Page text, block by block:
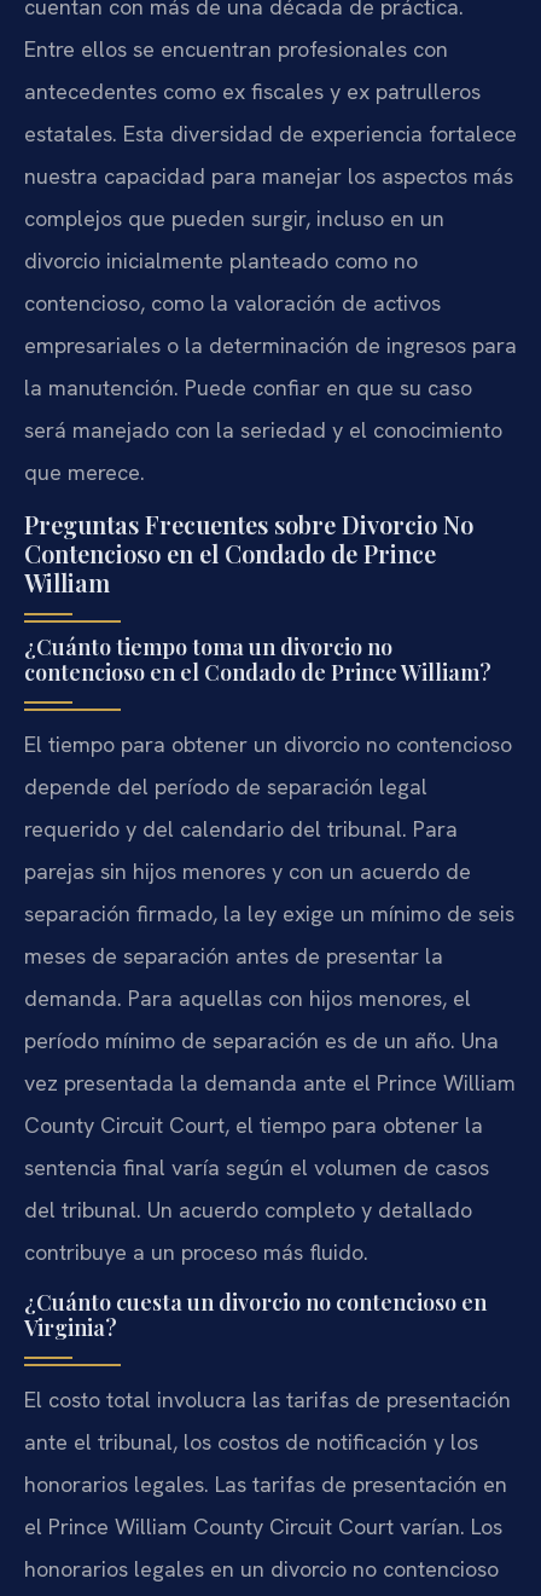
cuentan con más de una década de práctica.
Entre ellos se encuentran profesionales con
antecedentes como ex fiscales y ex patrulleros
estatales. Esta diversidad de experiencia fortalece
nuestra capacidad para manejar los aspectos más
complejos que pueden surgir, incluso en un
divorcio inicialmente planteado como no
contencioso, como la valoración de activos
empresariales o la determinación de ingresos para
la manutención. Puede confiar en que su caso
será manejado con la seriedad y el conocimiento
que merece.
Preguntas Frecuentes sobre Divorcio No
Contencioso en el Condado de Prince
William
¿Cuánto tiempo toma un divorcio no
contencioso en el Condado de Prince William?
El tiempo para obtener un divorcio no contencioso
depende del período de separación legal
requerido y del calendario del tribunal. Para
parejas sin hijos menores y con un acuerdo de
separación firmado, la ley exige un mínimo de seis
meses de separación antes de presentar la
demanda. Para aquellas con hijos menores, el
período mínimo de separación es de un año. Una
vez presentada la demanda ante el Prince William
County Circuit Court, el tiempo para obtener la
sentencia final varía según el volumen de casos
del tribunal. Un acuerdo completo y detallado
contribuye a un proceso más fluido.
¿Cuánto cuesta un divorcio no contencioso en
Virginia?
El costo total involucra las tarifas de presentación
ante el tribunal, los costos de notificación y los
honorarios legales. Las tarifas de presentación en
el Prince William County Circuit Court varían. Los
honorarios legales en un divorcio no contencioso